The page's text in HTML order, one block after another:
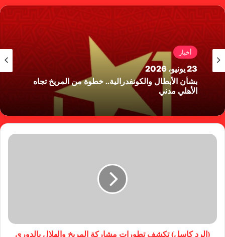
أخبار
23 يونيو، 2026
بشأن الأبطال والكونفدرالية.. خطوة من المريخ تجاه
الأهلي مدني
(الرد كاسل) تكشف تطورات مشاركة المريخ والهلال بالدوري